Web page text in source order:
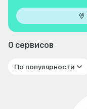
0 сервисов
По популярности